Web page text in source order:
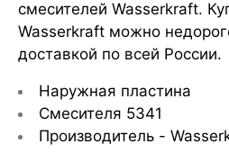
смесителей Wasserkraft.
Wasserkraft можно
доставкой по всей России.
Наружная пластина
Смесителя 5341
Производитель -